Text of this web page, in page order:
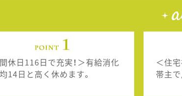
休日116日で充実！＞有給消化
14日と高く休めます。
＜住
帯主